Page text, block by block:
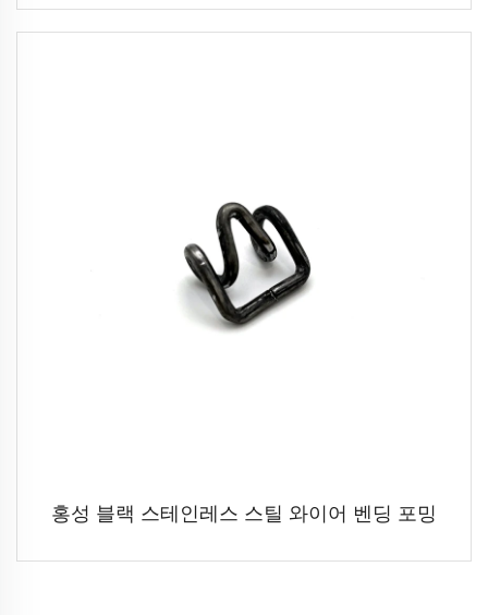
홍성 블랙 스테인레스 스틸 와이어 벤딩 포밍